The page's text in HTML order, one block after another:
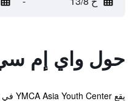
حول واي إم سي